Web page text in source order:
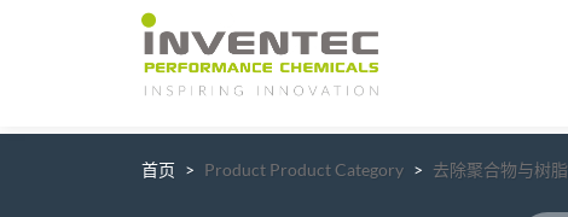
Main Navigation
首页 Product Product Category 去除聚合物与树脂